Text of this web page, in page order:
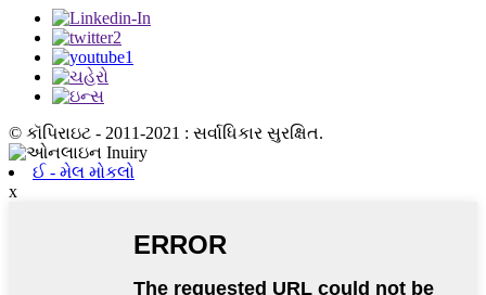
© કૉપિરાઇટ - 2011-2021 : સર્વાધિકાર સુરક્ષિત.
ઈ - મેલ મોકલો
x